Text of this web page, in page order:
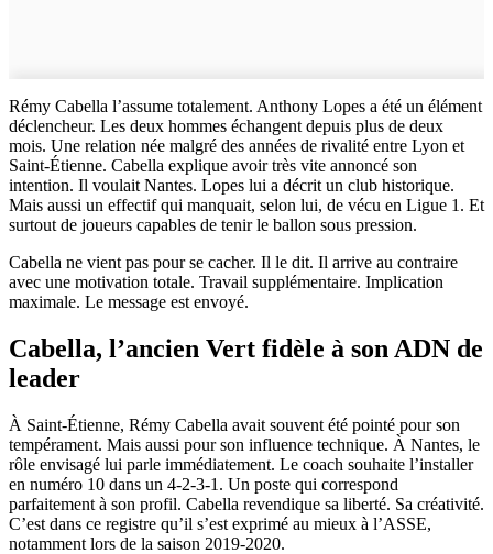
Rémy Cabella l’assume totalement. Anthony Lopes a été un élément
déclencheur. Les deux hommes échangent depuis plus de deux
mois. Une relation née malgré des années de rivalité entre Lyon et
Saint-Étienne. Cabella explique avoir très vite annoncé son
intention. Il voulait Nantes. Lopes lui a décrit un club historique.
Mais aussi un effectif qui manquait, selon lui, de vécu en Ligue 1. Et
surtout de joueurs capables de tenir le ballon sous pression.
Cabella ne vient pas pour se cacher. Il le dit. Il arrive au contraire
avec une motivation totale. Travail supplémentaire. Implication
maximale. Le message est envoyé.
Cabella, l’ancien Vert fidèle à son ADN de
leader
À Saint-Étienne, Rémy Cabella avait souvent été pointé pour son
tempérament. Mais aussi pour son influence technique. À Nantes, le
rôle envisagé lui parle immédiatement. Le coach souhaite l’installer
en numéro 10 dans un 4-2-3-1. Un poste qui correspond
parfaitement à son profil. Cabella revendique sa liberté. Sa créativité.
C’est dans ce registre qu’il s’est exprimé au mieux à l’ASSE,
notamment lors de la saison 2019-2020.